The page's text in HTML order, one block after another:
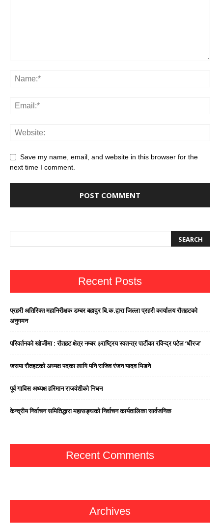
Save my name, email, and website in this browser for the
next time I comment.
Recent Posts
प्रहरी अतिरिक्त महानिरीक्षक डम्बर बहादुर बि.क.द्वारा जिल्ला प्रहरी कार्यालय रौतहटको
अनुगमन
परिवर्तनको खोजीमा : रौतहट क्षेत्र नम्बर ३राष्ट्रिय स्वतन्त्र पार्टीका रविन्द्र पटेल ‘धीरज’
जसपा राैतहटको अध्यक्ष पदका लागि पनि राजिव रंजन यादव भिडने
पूर्व गाविस अध्यक्ष हरिमान राजवंशीको निधन
केन्द्रीय निर्वाचन समितिद्धारा महासङ्घको निर्वाचन कार्यतालिका सार्वजनिक
Recent Comments
Archives